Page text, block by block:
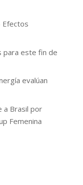
Efectos
para este fin de
evalúan
a Brasil por
Femenina